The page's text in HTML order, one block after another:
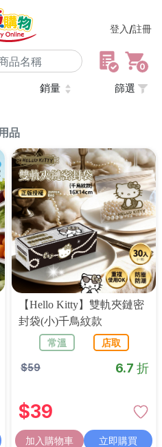
登入/註冊
0
柑心良品 樂廚
劉霸
清除所有記錄
銷量 篩選
品
【Hello Kitty】雙軌夾鏈密
封袋(小)千鳥紋款
常溫
店取
$59 6.7 折
$39
加入購物車 立即購買